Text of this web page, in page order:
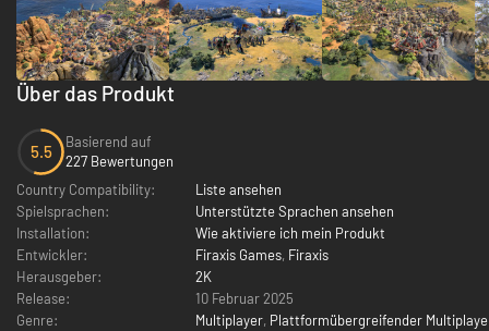
Über das Produkt
5.5
Basierend auf
227 Bewertungen
Country Compatibility:
Liste ansehen
Spielsprachen:
Unterstützte Sprachen ansehen
Installation:
Wie aktiviere ich mein Produkt
Entwickler:
Firaxis Games, Firaxis
Herausgeber:
2K
Release:
10 Februar 2025
Genre:
Multiplayer, Plattformübergreifender